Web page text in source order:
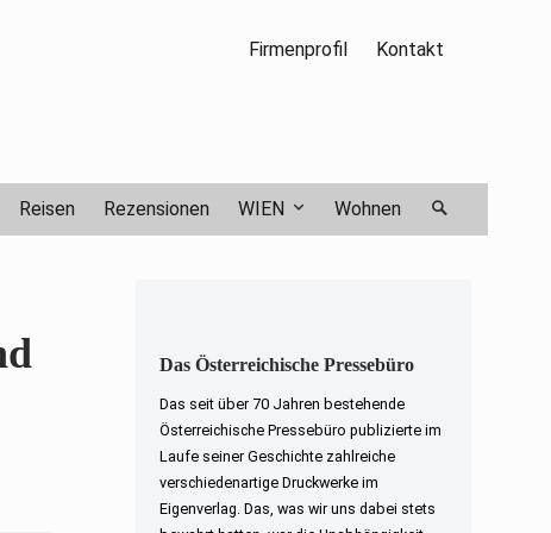
Firmenprofil Kontakt
Reisen Rezensionen WIEN Wohnen
Das Österreichische Pressebüro
Das seit über 70 Jahren bestehende
Österreichische Pressebüro publizierte im
Laufe seiner Geschichte zahlreiche
verschiedenartige Druckwerke im
Eigenverlag. Das, was wir uns dabei stets